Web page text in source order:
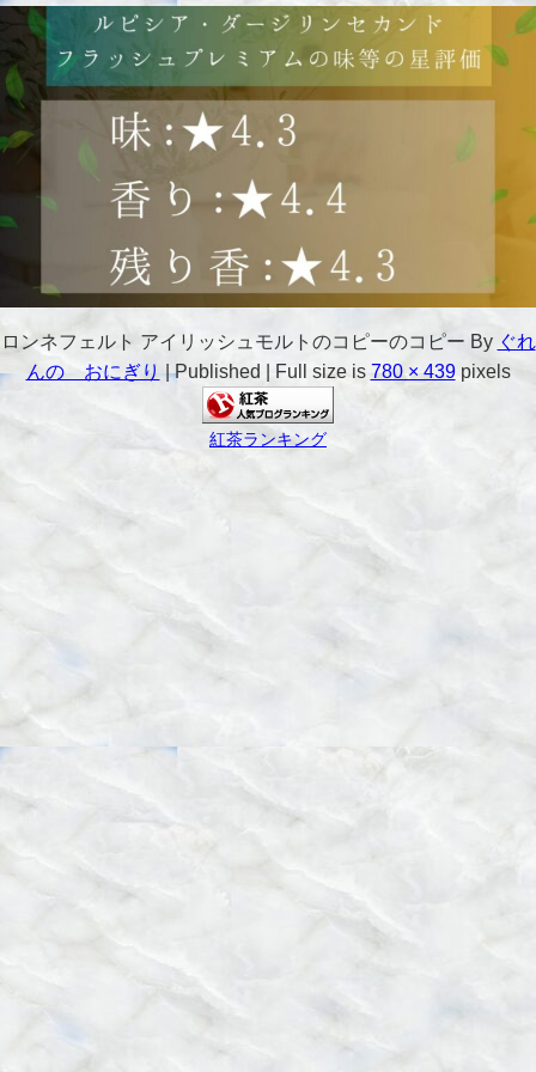
ロンネフェルト アイリッシュモルトのコピーのコピー By ぐれ
んの おにぎり | Published Full size is 780 × 439pixels
紅茶ランキング